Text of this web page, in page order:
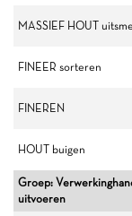
MASSIEF HOUT
FINEER sorteren
FINEREN
HOUT buigen
Groep:
uitvoeren